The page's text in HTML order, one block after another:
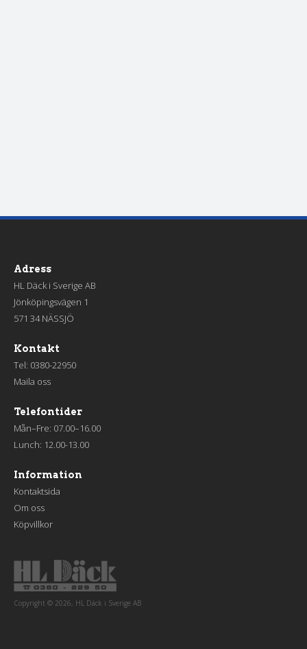
Adress
HL Däck i Sverige AB
Jönköpingsvägen 1
571 34 NÄSSJÖ
Kontakt
Tel: 0380-22950
Maila oss
Telefontider
Mån–Fre: 07.00–16.00
Lunch: 12.00-13.00
Information
Kontaktsida
Om oss
Köpvillkor
Copyright © 2026, HL Däck i Sverige AB